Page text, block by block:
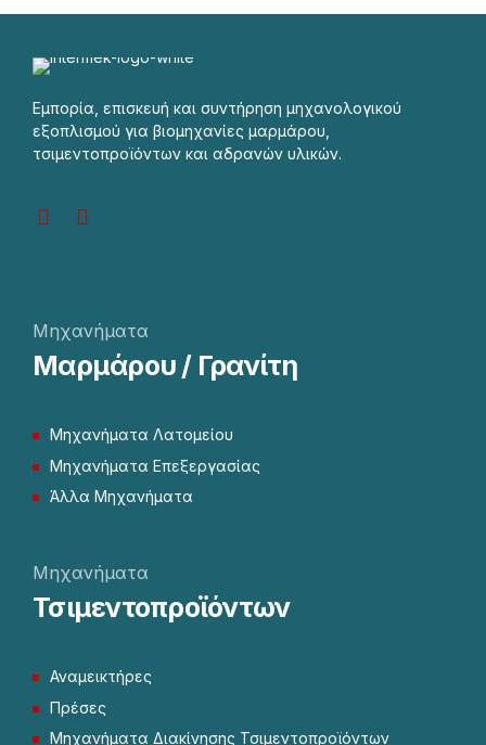
Εμπορία, επισκευή και συντήρηση μηχανολογικού
εξοπλισμού για βιομηχανίες μαρμάρου,
τσιμεντοπροϊόντων και αδρανών υλικών.
Μηχανήματα
Μαρμάρου / Γρανίτη
Μηχανήματα Λατομείου
Μηχανήματα Επεξεργασίας
Άλλα Μηχανήματα
Μηχανήματα
Τσιμεντοπροϊόντων
Αναμεικτήρες
Πρέσες
Μηχανήματα Διακίνησης Τσιμεντοπροϊόντων